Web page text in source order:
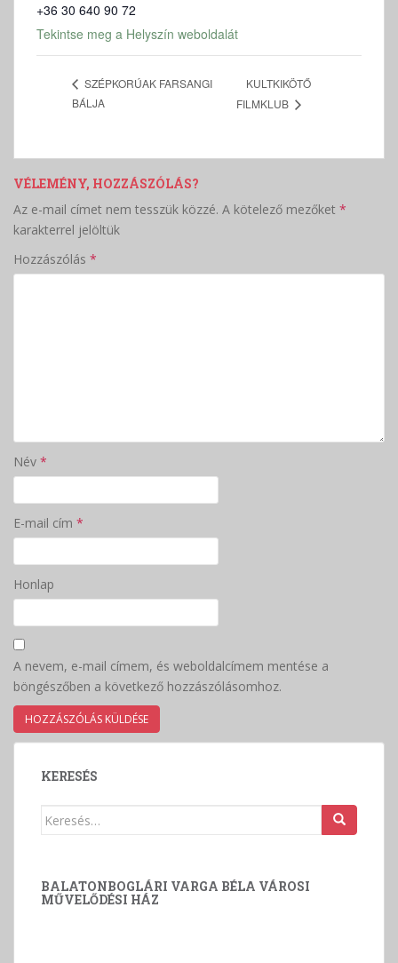
+36 30 640 90 72
Tekintse meg a Helyszín weboldalát
SZÉPKORÚAK FARSANGI
BÁLJA
KULTKIKÖTŐ
FILMKLUB
VÉLEMÉNY, HOZZÁSZÓLÁS?
Az e-mail címet nem tesszük közzé. A kötelező mezőket *
karakterrel jelöltük
Hozzászólás *
Név *
E-mail cím *
Honlap
A nevem, e-mail címem, és weboldalcímem mentése a
böngészőben a következő hozzászólásomhoz.
KERESÉS
Keresés:
BALATONBOGLÁRI VARGA BÉLA VÁROSI
MŰVELŐDÉSI HÁZ